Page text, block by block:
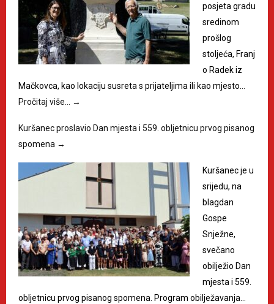
posjeta gradu
sredinom
prošlog
stoljeća, Franj
o Radek iz
Mačkovca, kao lokaciju susreta s prijateljima ili kao mjesto…
Pročitaj više…
→
Kuršanec proslavio Dan mjesta i 559. obljetnicu prvog pisanog
spomena →
Kuršanec je u
srijedu, na
blagdan
Gospe
Snježne,
svečano
obilježio Dan
mjesta i 559.
obljetnicu prvog pisanog spomena. Program obilježavanja…